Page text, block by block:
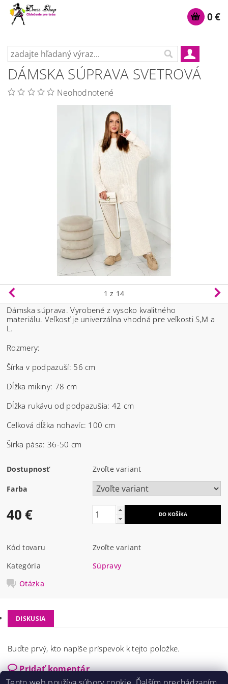
0 €
DÁMSKA SÚPRAVA SVETROVÁ
Neohodnotené
1 z 14
Dámska súprava. Vyrobené z vysoko kvalitného
materiálu. Veľkosť je univerzálna vhodná pre veľkosti S,M a
L.
Rozmery:
Šírka v podpazuší: 56 cm
Dĺžka mikiny: 78 cm
Dĺžka rukávu od podpazušia: 42 cm
Celková dĺžka nohavíc: 100 cm
Šírka pása: 36-50 cm
Dostupnosť Zvoľte variant
Farba
40 €
Kód tovaru
Zvoľte variant
Kategória
Súpravy
Otázka
DISKUSIA
Buďte prvý, kto napíše príspevok k tejto položke.
Pridať komentár